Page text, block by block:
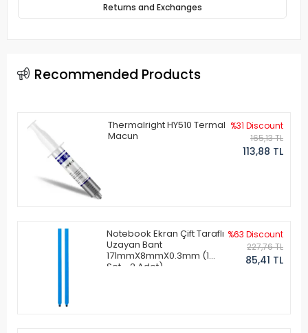
Returns and Exchanges
Recommended Products
Thermalright HY510 Termal
Macun
%31 Discount
165,13 TL
113,88 TL
Notebook Ekran Çift Taraflı
Uzayan Bant
171mmX8mmX0.3mm (1
Set - 2 Adet)
%63 Discount
227,76 TL
85,41 TL